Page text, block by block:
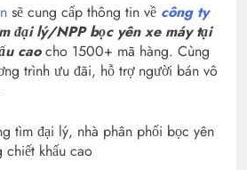
sẽ cung cấp thông tin về công ty
đại lý/NPP bọc yên xe máy tại
caocho 1500+ mã hàng. Cùng
trình ưu đãi, hỗ trợ người bán vô